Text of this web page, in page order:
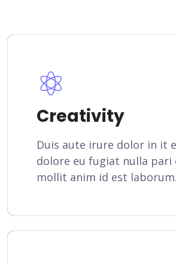
Creativity
Duis aute irure dolor in it
dolore eu fugiat nulla pari
mollit anim id est laborum.